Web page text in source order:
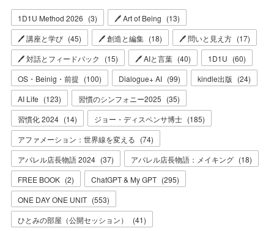
1D1U Method 2026 (3) 🖊 Art of Being (13)
🖊 講座と学び (45) 🖊 創造と編集 (18) 🖊 問いと見え方 (17)
🖊 対話とフィードバック
(15) 🖊 AIと言葉 (40) 1D1U (60)
OS・Beinig・前提 (100) Dialogue+ AI (99) kindle出版 (24)
AI Life (123) 習慣のシンフォニー2025 (35)
習慣化 2024 (14) ジョー・ディスペンサ博士 (185)
アファメーション：世界線を変える (74)
アパレル店長物語 2024 (37) アパレル店長物語：メイキング (18)
FREE BOOK (2) ChatGPT & My GPT (295)
ONE DAY ONE UNIT (553)
ひとみの部屋（公開セッション）
(41)